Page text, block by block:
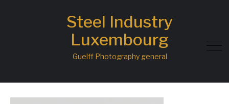
Steel Industry
Luxembourg
Guelff Photography general
Festplatte-WD400-
Ausschnitte-Mitte-